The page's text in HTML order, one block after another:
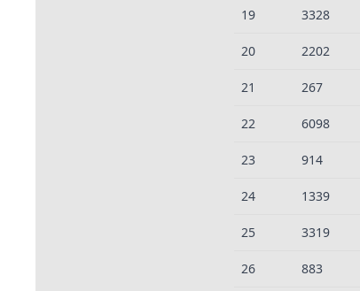
19 3328
20 2202
21 267
22 6098
23 914
24 1339
25 3319
26 883